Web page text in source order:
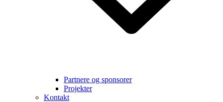
Partnere og sponsorer
Projekter
Kontakt